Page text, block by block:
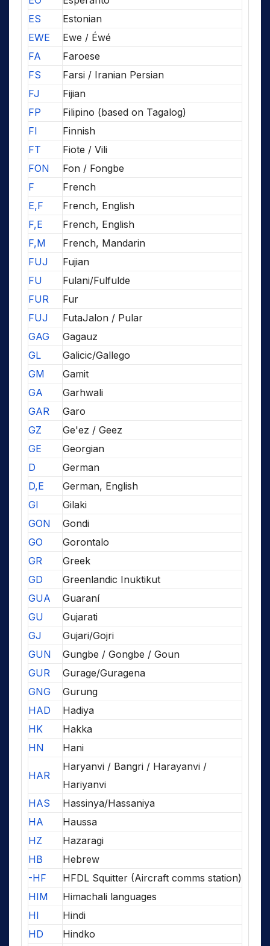
ES
Estonian
EWE
Ewe / Éwé
FA
Faroese
FS
Farsi / Iranian Persian
FJ
Fijian
FP
Filipino (based on Tagalog)
FI
Finnish
FT
Fiote / Vili
FON
Fon / Fongbe
F
French
E,F
French, English
F,E
French, English
F,M
French, Mandarin
FUJ
Fujian
FU
Fulani/Fulfulde
FUR
Fur
FUJ
FutaJalon / Pular
GAG
Gagauz
GL
Galicic/Gallego
GM
Gamit
GA
Garhwali
GAR
Garo
GZ
Ge'ez / Geez
GE
Georgian
D
German
D,E
German, English
GI
Gilaki
GON
Gondi
GO
Gorontalo
GR
Greek
GD
Greenlandic Inuktikut
GUA
Guaraní
GU
Gujarati
GJ
Gujari/Gojri
GUN
Gungbe / Gongbe / Goun
GUR
Gurage/Guragena
GNG
Gurung
HAD
Hadiya
HK
Hakka
HN
Hani
HAR
Haryanvi / Bangri / Harayanvi /
Hariyanvi
HAS
Hassinya/Hassaniya
HA
Haussa
HZ
Hazaragi
HB
Hebrew
-HF
HFDL Squitter (Aircraft comms station)
HIM
Himachali languages
HI
Hindi
HD
Hindko